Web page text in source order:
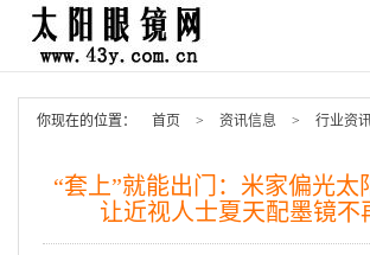
你现在的位置： 首页 > 资讯信息 > 行业资
“套上”就能出门：米家偏光太
让近视人士夏天配墨镜不